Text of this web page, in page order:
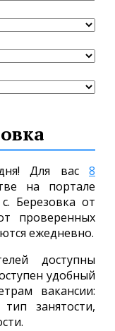
Для вас 8
на портале
Березовка от
проверенных
ежедневно.
доступны
удобный
вакансии:
занятости,